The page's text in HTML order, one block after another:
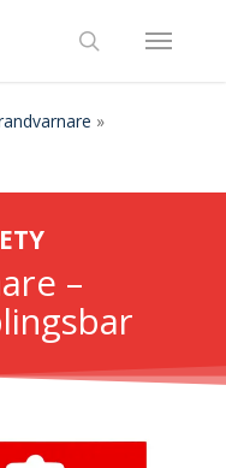
search
Menu
»
–